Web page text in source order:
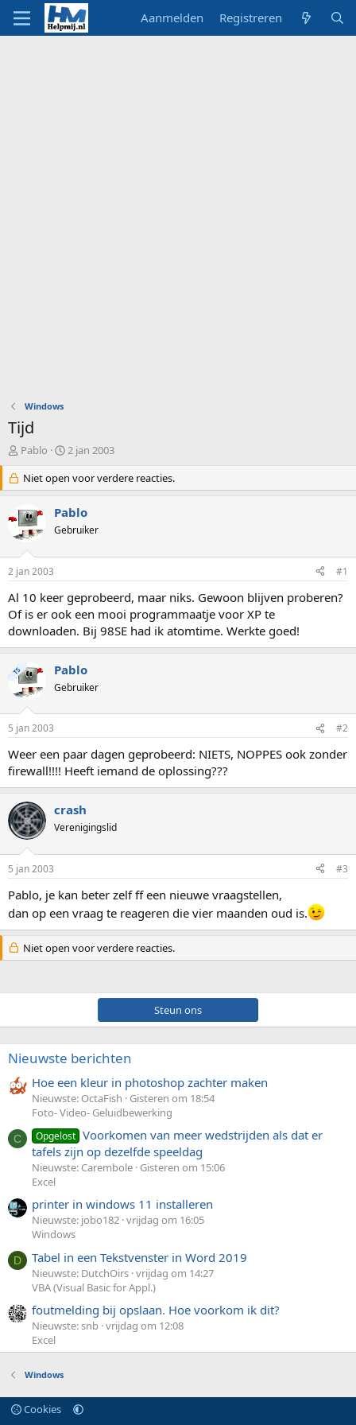
Aanmelden Registreren
Windows
Tijd
O
d
e
r
w
e
s
t
a
t
e
Pablo
S
a
r
t
d
a
m
2 jan 2003
Niet open voor verdere reacties.
Pablo
Gebruiker
2 jan 2003 #1
Al 10 keer geprobeerd, maar niks. Gewoon blijven proberen?
Of is er ook een mooi programmaatje voor XP te
downloaden. Bij 98SE had ik atomtime. Werkte goed!
TS Pablo
Gebruiker
5 jan 2003 #2
Weer een paar dagen geprobeerd: NIETS, NOPPES ook zonder
firewall!!!! Heeft iemand de oplossing???
crash
Verenigingslid
5 jan 2003 #3
Pablo, je kan beter zelf ff een nieuwe vraagstellen,
dan op een vraag te reageren die vier maanden oud is.
Niet open voor verdere reacties.
Steun ons
Nieuwste berichten
Hoe een kleur in photoshop zachter maken
Nieuwste: OctaFish
Gisteren om 18:54
Foto- Video- Geluidbewerking
C Opgelost Voorkomen van meer wedstrijden als dat er
tafels zijn op dezelfde speeldag
Nieuwste: Carembole Gisteren om 15:06
Excel
printer in windows 11 installeren
Nieuwste: jobo182 vrijdag om 16:05
Windows
D Tabel in een Tekstvenster in Word 2019
Nieuwste: DutchOirs vrijdag om 14:27
VBA (Visual Basic for Appl.)
foutmelding bij opslaan. Hoe voorkom ik dit?
Nieuwste: snb vrijdag om 12:08
Excel
Windows
Cookies